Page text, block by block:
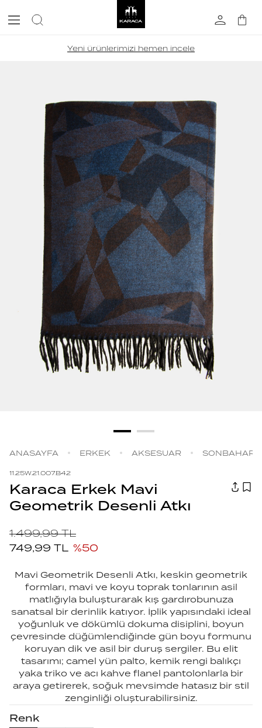
Yeni ürünlerimizi hemen incele
ANASAYFA ERKEK AKSESUAR SONBAHAR |
11.25W.21.007.B42
Karaca Erkek Mavi
Geometrik Desenli Atkı
1.499,99 TL
749,99 TL %50
Mavi Geometrik Desenli Atkı, keskin geometrik
formları, mavi ve koyu toprak tonlarının asil
matlığıyla buluşturarak kış gardırobunuza
sanatsal bir derinlik katıyor. İplik yapısındaki ideal
yoğunluk ve dökümlü dokuma disiplini, boyun
çevresinde düğümlendiğinde gün boyu formunu
koruyan dik ve asil bir duruş sergiler. Bu elit
tasarımı; camel yün palto, kemik rengi balıkçı
yaka triko ve acı kahve flanel pantolonlarla bir
araya getirerek, soğuk mevsimde hatasız bir stil
zenginliği oluşturabilirsiniz.
Renk